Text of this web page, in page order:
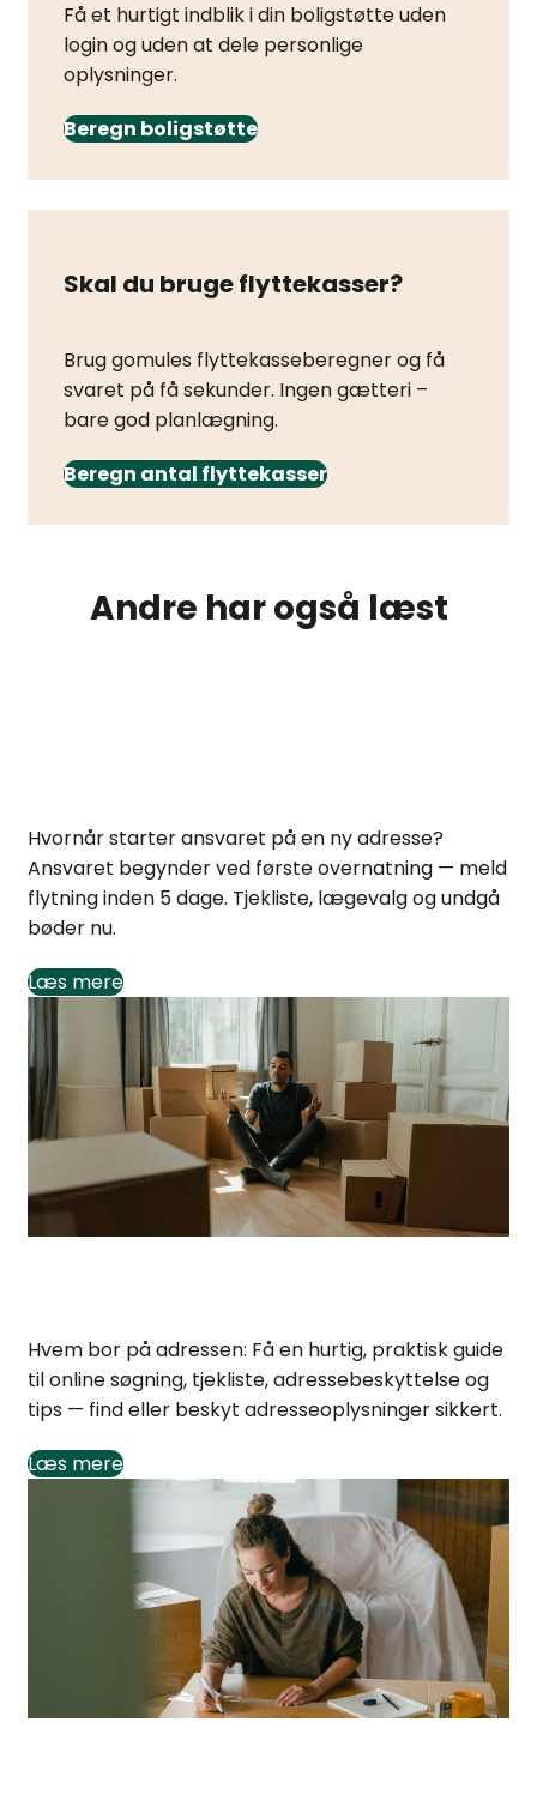
Få et hurtigt indblik i din boligstøtte uden
login og uden at dele personlige
oplysninger.
Beregn boligstøtte
Skal du bruge flyttekasser?
Brug gomules flyttekasseberegner og få
svaret på få sekunder. Ingen gætteri –
bare god planlægning.
Beregn antal flyttekasser
Andre har også læst
Hvornår starter ansvaret på en ny adresse?
Ansvaret begynder ved første overnatning — meld
flytning inden 5 dage. Tjekliste, lægevalg og undgå
bøder nu.
Læs mere
Hvem bor på adressen: Få en hurtig, praktisk guide
til online søgning, tjekliste, adressebeskyttelse og
tips — find eller beskyt adresseoplysninger sikkert.
Læs mere